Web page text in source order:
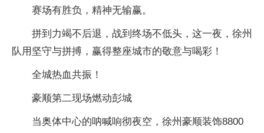
赛场有胜负，精神无输赢。
拼到力竭不后退，战到终场不低头，这一夜，徐州
队用坚守与拼搏，赢得整座城市的敬意与喝彩！
全城热血共振！
豪顺第二现场燃动彭城
当奥体中心的呐喊响彻夜空，徐州豪顺装饰8800